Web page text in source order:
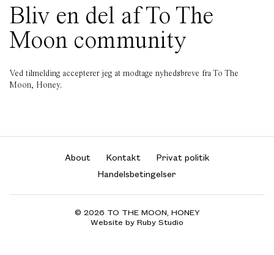
Bliv en del af To The
Moon community
Ved tilmelding accepterer jeg at modtage nyhedsbreve fra To The
Moon, Honey.
About Kontakt
Privat politik
Handelsbetingelser
© 2026 TO THE MOON, HONEY
Website by Ruby Studio